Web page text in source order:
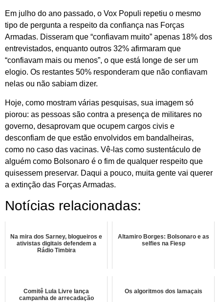
Em julho do ano passado, o Vox Populi repetiu o mesmo
tipo de pergunta a respeito da confiança nas Forças
Armadas. Disseram que “confiavam muito” apenas 18% dos
entrevistados, enquanto outros 32% afirmaram que
“confiavam mais ou menos”, o que está longe de ser um
elogio. Os restantes 50% responderam que não confiavam
nelas ou não sabiam dizer.
Hoje, como mostram várias pesquisas, sua imagem só
piorou: as pessoas são contra a presença de militares no
governo, desaprovam que ocupem cargos civis e
desconfiam de que estão envolvidos em bandalheiras,
como no caso das vacinas. Vê-las como sustentáculo de
alguém como Bolsonaro é o fim de qualquer respeito que
quisessem preservar. Daqui a pouco, muita gente vai querer
a extinção das Forças Armadas.
Notícias relacionadas:
Na mira dos Sarney, blogueiros e
ativistas digitais defendem a
Rádio Timbira
Altamiro Borges: Bolsonaro e as
selfies na Fiesp
Comitê Lula Livre lança
campanha de arrecadação
Os algoritmos dos lamaçais